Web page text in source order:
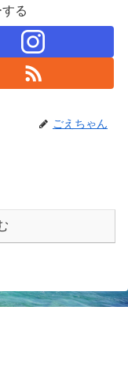
る
ごえちゃん